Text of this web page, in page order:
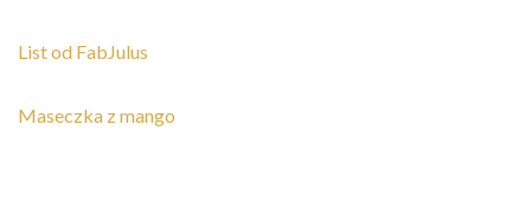
List od FabJulus
Maseczka z mango